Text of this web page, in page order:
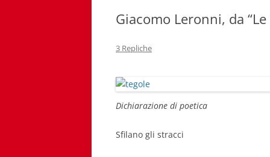
Giacomo Leronni, da
3 Repliche
Dichiarazione di poetica
Sfilano gli stracci